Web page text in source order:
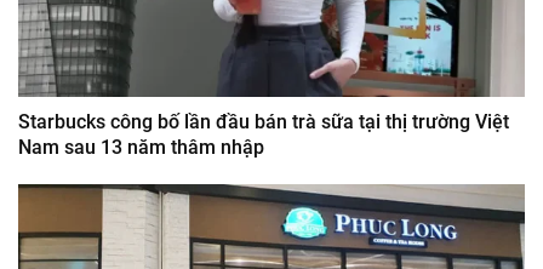
Starbucks công bố lần đầu bán trà sữa tại thị trường Việt
Nam sau 13 năm thâm nhập